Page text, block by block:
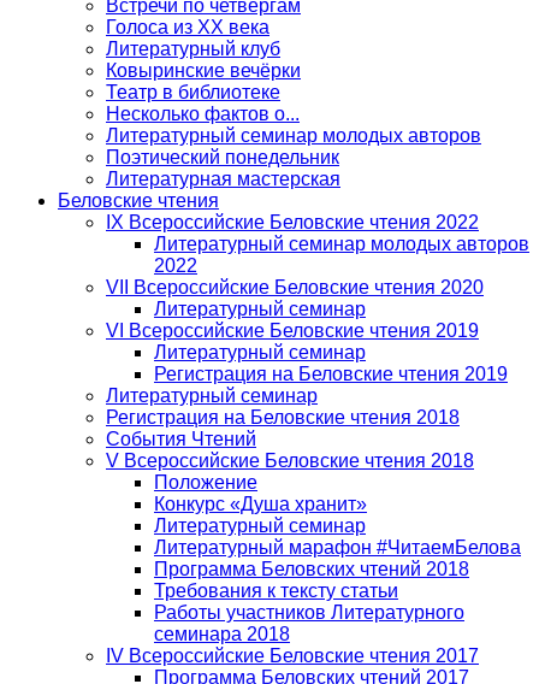
Встречи по четвергам
Голоса из ХХ века
Литературный клуб
Ковыринские вечёрки
Театр в библиотеке
Несколько фактов о...
Литературный семинар молодых авторов
Поэтический понедельник
Литературная мастерская
Беловские чтения
IX Всероссийские Беловские чтения 2022
Литературный семинар молодых авторов
2022
VII Всероссийские Беловские чтения 2020
Литературный семинар
VI Всероссийские Беловские чтения 2019
Литературный семинар
Регистрация на Беловские чтения 2019
Литературный семинар
Регистрация на Беловские чтения 2018
События Чтений
V Всероссийские Беловские чтения 2018
Положение
Конкурс «Душа хранит»
Литературный семинар
Литературный марафон #ЧитаемБелова
Программа Беловских чтений 2018
Требования к тексту статьи
Работы участников Литературного
семинара 2018
IV Всероссийские Беловские чтения 2017
Программа Беловских чтений 2017